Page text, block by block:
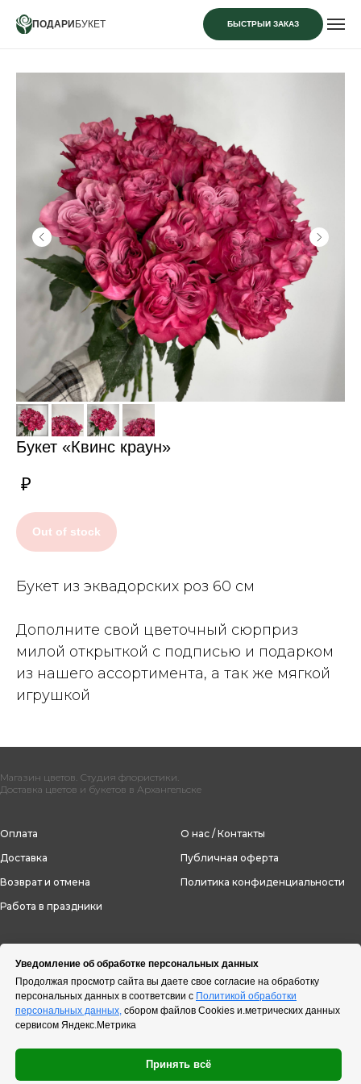
ПОДАРИ БУКЕТ БЫСТРЫЙ ЗАКАЗ
Уведомление об обработке персональных данных
Продолжая просмотр сайта вы даете свое согласие на обработку
персональных данных в соответсвии с Политикой обработки
персональных данных, сбором файлов Cookies и.метрических данных
сервисом Яндекс.Метрика
Принять всё
Букет «Квинс краун»
₽
Out of stock
Букет из эквадорских роз 60 см
Дополните свой цветочный сюрприз
милой открыткой с подписью и подарком
из нашего ассортимента, а так же мягкой
игрушкой
Магазин цветов. Студия флористики.
Доставка цветов и букетов в Архангельске
Оплата
Доставка
Возврат и отмена
Работа в праздники
О нас / Контакты
Публичная оферта
Политика конфиденциальности